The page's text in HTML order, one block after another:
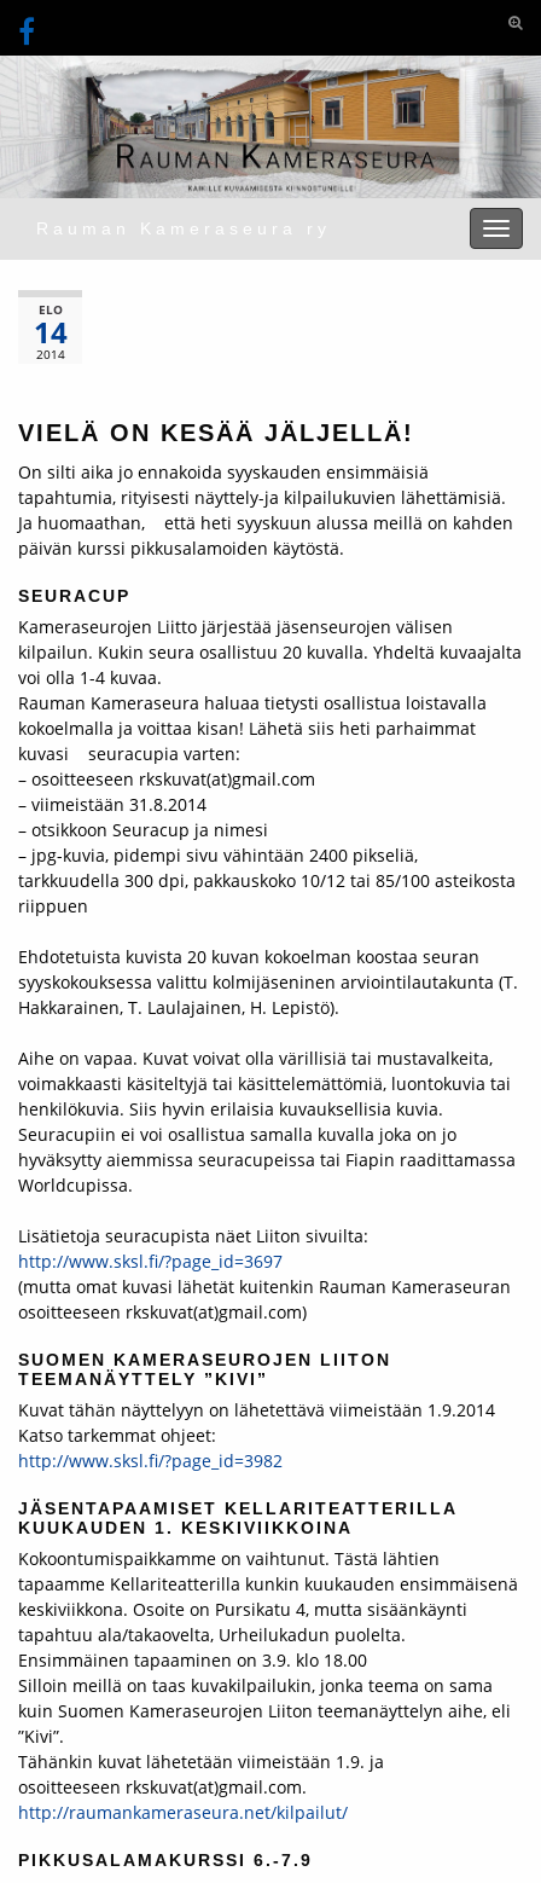
Rauman Kameraseura ry
ELO
14
2014
VIELÄ ON KESÄÄ JÄLJELLÄ!
On silti aika jo ennakoida syyskauden ensimmäisiä
tapahtumia, rityisesti näyttely-ja kilpailukuvien lähettämisiä.
Ja huomaathan, että heti syyskuun alussa meillä on kahden
päivän kurssi pikkusalamoiden käytöstä.
SEURACUP
Kameraseurojen Liitto järjestää jäsenseurojen välisen
kilpailun. Kukin seura osallistuu 20 kuvalla. Yhdeltä kuvaajalta
voi olla 1-4 kuvaa.
Rauman Kameraseura haluaa tietysti osallistua loistavalla
kokoelmalla ja voittaa kisan! Lähetä siis heti parhaimmat
kuvasi seuracupia varten:
– osoitteeseen rkskuvat(at)gmail.com
– viimeistään 31.8.2014
– otsikkoon Seuracup ja nimesi
– jpg-kuvia, pidempi sivu vähintään 2400 pikseliä,
tarkkuudella 300 dpi, pakkauskoko 10/12 tai 85/100 asteikosta
riippuen
Ehdotetuista kuvista 20 kuvan kokoelman koostaa seuran
syyskokouksessa valittu kolmijäseninen arviointilautakunta (T.
Hakkarainen, T. Laulajainen, H. Lepistö).
Aihe on vapaa. Kuvat voivat olla värillisiä tai mustavalkeita,
voimakkaasti käsiteltyjä tai käsittelemättömiä, luontokuvia tai
henkilökuvia. Siis hyvin erilaisia kuvauksellisia kuvia.
Seuracupiin ei voi osallistua samalla kuvalla joka on jo
hyväksytty aiemmissa seuracupeissa tai Fiapin raadittamassa
Worldcupissa.
Lisätietoja seuracupista näet Liiton sivuilta:
http://www.sksl.fi/?page_id=3697
(mutta omat kuvasi lähetät kuitenkin Rauman Kameraseuran
osoitteeseen rkskuvat(at)gmail.com)
SUOMEN KAMERASEUROJEN LIITON
TEEMANÄYTTELY ”KIVI”
Kuvat tähän näyttelyyn on lähetettävä viimeistään 1.9.2014
Katso tarkemmat ohjeet:
http://www.sksl.fi/?page_id=3982
JÄSENTAPAAMISET KELLARITEATTERILLA
KUUKAUDEN 1. KESKIVIIKKOINA
Kokoontumispaikkamme on vaihtunut. Tästä lähtien
tapaamme Kellariteatterilla kunkin kuukauden ensimmäisenä
keskiviikkona. Osoite on Pursikatu 4, mutta sisäänkäynti
tapahtuu ala/takaovelta, Urheilukadun puolelta.
Ensimmäinen tapaaminen on 3.9. klo 18.00
Silloin meillä on taas kuvakilpailukin, jonka teema on sama
kuin Suomen Kameraseurojen Liiton teemanäyttelyn aihe, eli
”Kivi”.
Tähänkin kuvat lähetetään viimeistään 1.9. ja
osoitteeseen rkskuvat(at)gmail.com.
http://raumankameraseura.net/kilpailut/
PIKKUSALAMAKURSSI 6.-7.9